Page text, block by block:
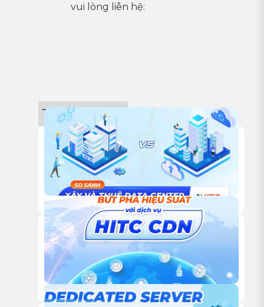
vui lòng liên hệ:
Tin công nghệ
18/12/2025
TỰ XÂY HAY THUÊ TRUNG TÂM DỮ LIỆU: ĐÂU LÀ LỰA
CHỌN TỐI ƯU CHO DOANH NGHIỆP?
18/12/2025
DỊCH VỤ CDN CỦA HITC – GIẢI PHÁP TĂNG TỐC WEBSITE